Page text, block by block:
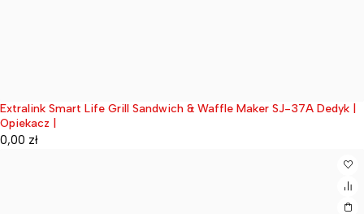
Wyprzedane
Extralink Smart Life Grill Sandwich & Waffle Maker SJ-37A Dedyk |
Opiekacz |
0,00 zł